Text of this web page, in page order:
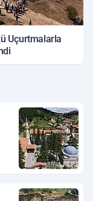
Uçurtmalarla